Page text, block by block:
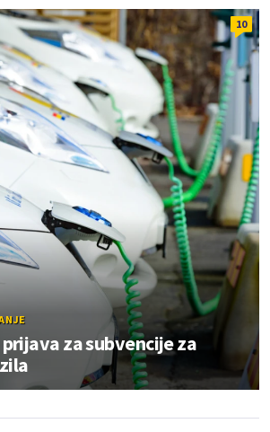
10
za subvencije za